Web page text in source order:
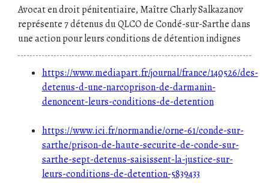
Avocat en droit pénitentiaire, Maître Charly Salkazanov
représente 7 détenus du QLCO de Condé-sur-Sarthe dans
une action pour leurs conditions de détention indignes
https://www.mediapart.fr/journal/france/140526/des-
detenus-d-une-narcoprison-de-darmanin-
denoncent-leurs-conditions-de-detention
https://www.ici.fr/normandie/orne-61/conde-sur-
sarthe/prison-de-haute-securite-de-conde-sur-
sarthe-sept-detenus-saisissent-la-justice-sur-
leurs-conditions-de-detention-5839433